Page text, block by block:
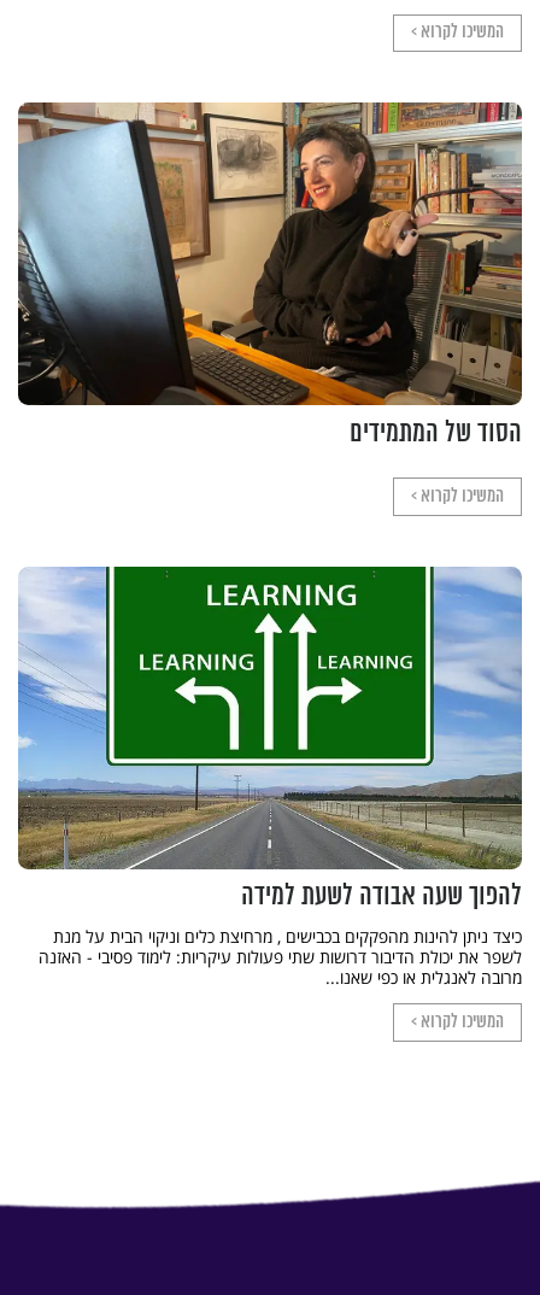
המשיכו לקרוא >
הסוד של המתמידים
המשיכו לקרוא >
להפוך שעה אבודה לשעת למידה
כיצד ניתן להינות מהפקקים בכבישים , מרחיצת כלים וניקוי הבית על מנת
לשפר את יכולת הדיבור דרושות שתי פעולות עיקריות: לימוד פסיבי - האזנה
מרובה לאנגלית או כפי שאנו...
המשיכו לקרוא >